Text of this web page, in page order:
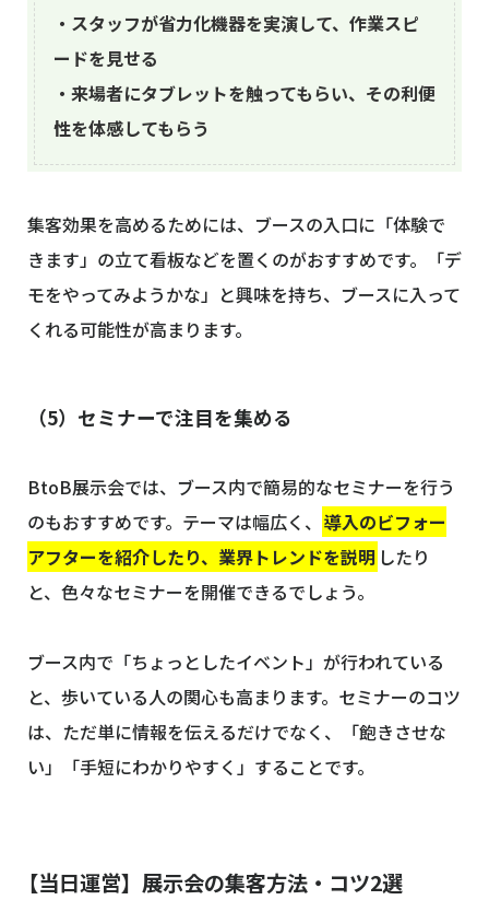
・スタッフが省力化機器を実演して、作業スピ
ードを見せる
・来場者にタブレットを触ってもらい、その利便
性を体感してもらう
集客効果を高めるためには、ブースの入口に「体験で
きます」の立て看板などを置くのがおすすめです。「デ
モをやってみようかな」と興味を持ち、ブースに入って
くれる可能性が高まります。
（5）セミナーで注目を集める
BtoB展示会では、ブース内で簡易的なセミナーを行う
のもおすすめです。テーマは幅広く、 導入のビフォー
アフターを紹介したり、業界トレンドを説明 したり
と、色々なセミナーを開催できるでしょう。
ブース内で「ちょっとしたイベント」が行われている
と、歩いている人の関心も高まります。セミナーのコツ
は、ただ単に情報を伝えるだけでなく、「飽きさせな
い」「手短にわかりやすく」することです。
【当日運営】展示会の集客方法・コツ2選